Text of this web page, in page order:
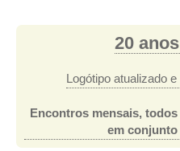
20
Logótipo atualizado
Encontros mensais,
em conjunto